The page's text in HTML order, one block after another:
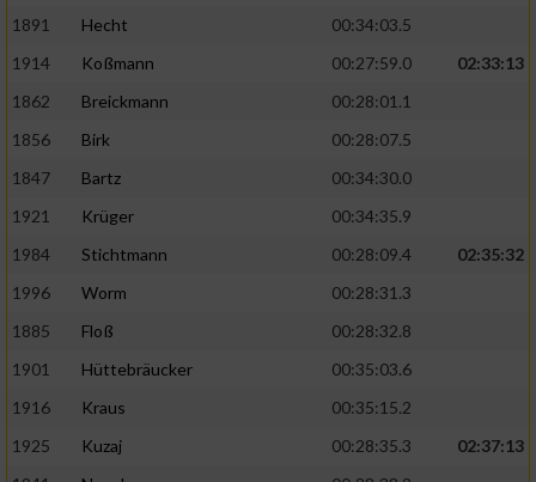
1891
Hecht
00:34:03.5
1914
Koßmann 00:27:59.0
02:33:13
1862
Breickmann
00:28:01.1
1856
Birk
00:28:07.5
1847
Bartz
00:34:30.0
1921
Krüger
00:34:35.9
1984
Stichtmann 00:28:09.4
02:35:32
1996
Worm
00:28:31.3
1885
Floß
00:28:32.8
1901
Hüttebräucker
00:35:03.6
1916
Kraus
00:35:15.2
1925
Kuzaj 00:28:35.3
02:37:13